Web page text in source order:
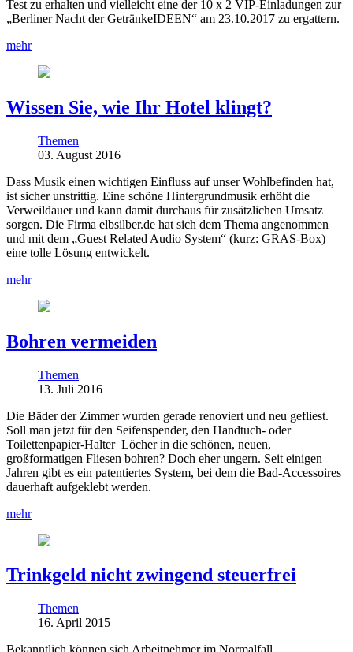
Test zu erhalten und vielleicht eine der 10 x 2 VIP-Einladungen zur
„Berliner Nacht der GetränkeIDEEN“ am 23.10.2017 zu ergattern.
mehr
Wissen Sie, wie Ihr Hotel klingt?
Themen
03. August 2016
Dass Musik einen wichtigen Einfluss auf unser Wohlbefinden hat,
ist sicher unstrittig. Eine schöne Hintergrundmusik erhöht die
Verweildauer und kann damit durchaus für zusätzlichen Umsatz
sorgen. Die Firma elbsilber.de hat sich dem Thema angenommen
und mit dem „Guest Related Audio System“ (kurz: GRAS-Box)
eine tolle Lösung entwickelt.
mehr
Bohren vermeiden
Themen
13. Juli 2016
Die Bäder der Zimmer wurden gerade renoviert und neu gefliest.
Soll man jetzt für den Seifenspender, den Handtuch- oder
Toilettenpapier-Halter Löcher in die schönen, neuen,
großformatigen Fliesen bohren? Doch eher ungern. Seit einigen
Jahren gibt es ein patentiertes System, bei dem die Bad-Accessoires
dauerhaft aufgeklebt werden.
mehr
Trinkgeld nicht zwingend steuerfrei
Themen
16. April 2015